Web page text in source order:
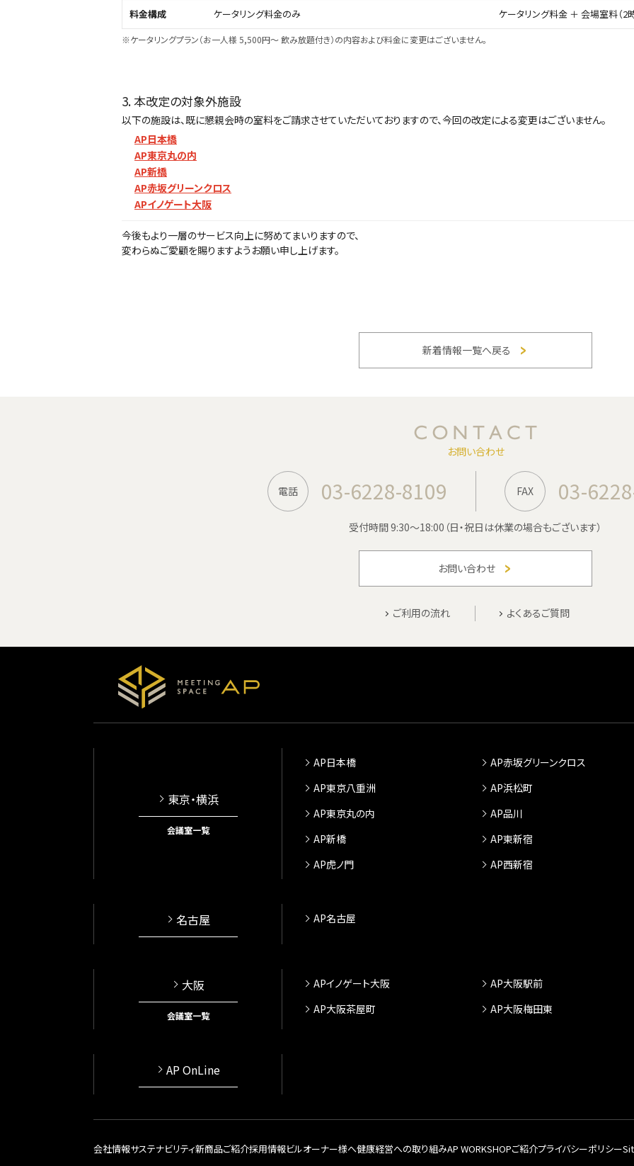
料金構成 ケータリング料金のみ ケータリング料金 ＋ 会場室料（2
※ケータリングプラン（お一人様 5,500円～ 飲み放題付き）の内容および料金に変更はございません。
3. 本改定の対象外施設
以下の施設は、既に懇親会時の室料をご請求させていただいておりますので、今回の改定による変更はございません。
AP日本橋
AP東京丸の内
AP新橋
AP赤坂グリーンクロス
APイノゲート大阪
今後もより一層のサービス向上に努めてまいりますので、
変わらぬご愛顧を賜りますようお願い申し上げます。
新着情報一覧へ戻る
お問い合わせ
電話 03-6228-8109 FAX 03-
受付時間 9:30〜18:00 （日・祝日は休業の場合もございます）
お問い合わせ
ご利用の流れ よくあるご質問
東京・横浜
会議室一覧
AP日本橋
AP東京八重洲
AP東京丸の内
AP新橋
AP虎ノ門
AP赤坂グリーンクロス
AP浜松町
AP品川
AP東新宿
AP西新宿
名古屋 AP名古屋
大阪
会議室一覧
APイノゲート大阪
AP大阪茶屋町
AP大阪駅前
AP大阪梅田東
AP OnLine
会社情報サステナビリティ新商品ご紹介採用情報ビルオーナー様へ健康経営への取り組みAP WORKSHOPご紹介プライバシーポリシー